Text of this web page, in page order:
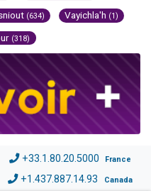
(634) Vayichla'h (1)
(318)
+33.1.80.20.5000 France
+1.437.887.14.93 Canada